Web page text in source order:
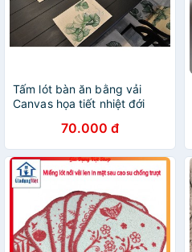
Tấm lót bàn ăn bằng vải
Canvas họa tiết nhiệt đới
70.000 đ